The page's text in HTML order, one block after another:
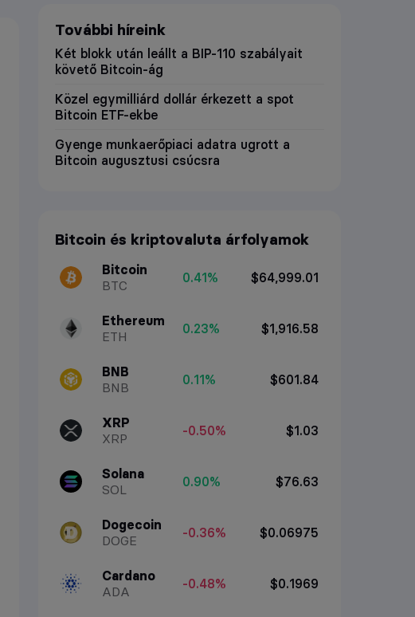
További híreink
Két blokk után leállt a BIP-110 szabályait
követő Bitcoin-ág
Közel egymilliárd dollár érkezett a spot
Bitcoin ETF-ekbe
Gyenge munkaerőpiaci adatra ugrott a
Bitcoin augusztusi csúcsra
Bitcoin és kriptovaluta árfolyamok
Bitcoin
BTC
0.41% $64,999.01
Ethereum
ETH
0.23% $1,916.58
BNB
BNB
0.11% $601.84
XRP
XRP
-0.50% $1.03
Solana
SOL
0.90% $76.63
Dogecoin
DOGE
-0.36% $0.06975
Cardano
ADA
-0.48% $0.1969